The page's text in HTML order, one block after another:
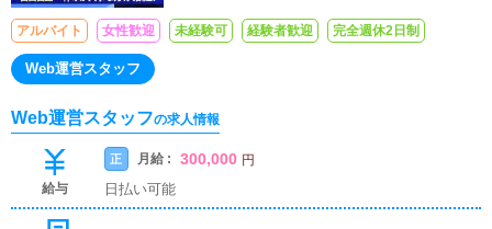
アルバイト 女性歓迎 未経験可 経験者歓迎 完全週休2日制
Web運営スタッフ
Web運営スタッフの求人情報
給与
正 月給 : 300,000 円
日払い可能